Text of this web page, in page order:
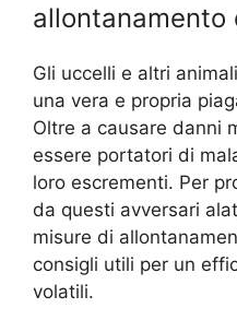
allontanamento
Gli uccelli e altri
una vera e propria
Oltre a causare danni
essere portatori di
loro escrementi. Per
da questi avversari
misure di
consigli utili per un
volatili.